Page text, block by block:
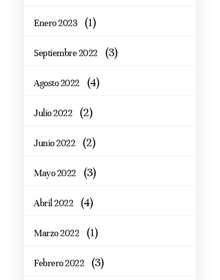
Enero 2023 (1)
Septiembre 2022 (3)
Agosto 2022 (4)
Julio 2022 (2)
Junio 2022 (2)
Mayo 2022 (3)
Abril 2022 (4)
Marzo 2022 (1)
Febrero 2022 (3)